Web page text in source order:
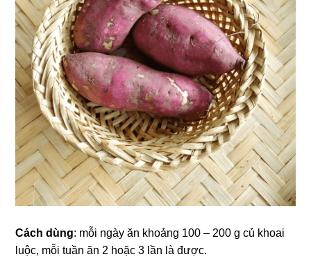
Cách dùng: mỗi ngày ăn khoảng 100 – 200 g củ khoai
luộc, mỗi tuần ăn 2 hoặc 3 lần là được.